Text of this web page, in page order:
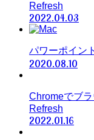
Refresh
2022.04.03
パワーポイン
2020.08.10
Chromeでブ
Refresh
2022.01.16